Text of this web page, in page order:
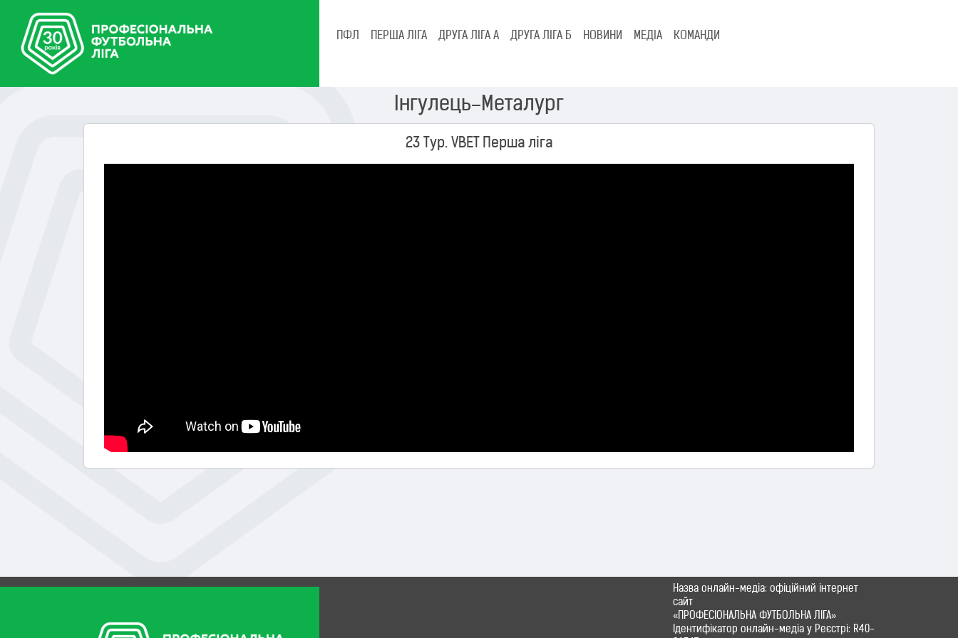
ПФЛ ПЕРША ЛІГА ДРУГА ЛІГА А ДРУГА ЛІГА Б НОВИНИ МЕДІА КОМАНДИ
Інгулець–Металург
23 Тур. VBET Перша ліга
Назва онлайн-медіа: офіційний інтернет
сайт
«ПРОФЕСІОНАЛЬНА ФУТБОЛЬНА ЛІГА»
Ідентифікатор онлайн-медіа у Реєстрі: R40-